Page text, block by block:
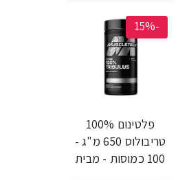
-15%
פלטינום 100%
טריבולוס 650 מ"ג -
100 כמוסות - מבית